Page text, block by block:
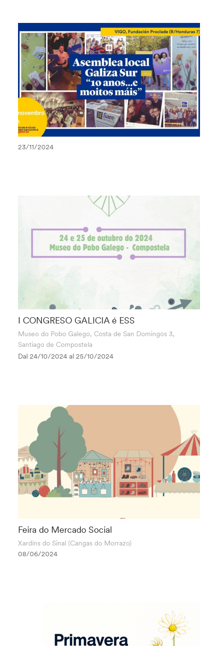
23/11/2024
I CONGRESO GALICIA é ESS
Museo do Pobo Galego, Costa de San Domingos 3,
Santiago de Compostela
Dal 24/10/2024 al25/10/2024
Feira do Mercado Social
Xardíns do Sinal (Cangas do Morrazo)
08/06/2024